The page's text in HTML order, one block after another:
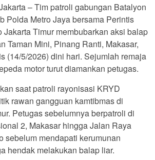
– Tim patroli gabungan Batalyon
Polda Metro Jaya bersama Perintis
Jakarta Timur membubarkan aksi balap
Taman Mini, Pinang Ranti, Makasar,
(14/5/2026) dini hari. Sejumlah remaja
motor turut diamankan petugas.
saat patroli rayonisasi KRYD
rawan gangguan kamtibmas di
Petugas sebelumnya berpatroli di
2, Makasar hingga Jalan Raya
sebelum mendapati kerumunan
hendak melakukan balap liar.